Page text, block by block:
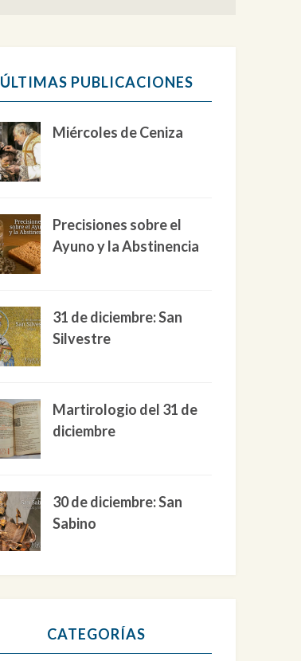
ÚLTIMAS PUBLICACIONES
Miércoles de Ceniza
Precisiones sobre el
Ayuno y la Abstinencia
31 de diciembre: San
Silvestre
Martirologio del 31 de
diciembre
30 de diciembre: San
Sabino
CATEGORÍAS